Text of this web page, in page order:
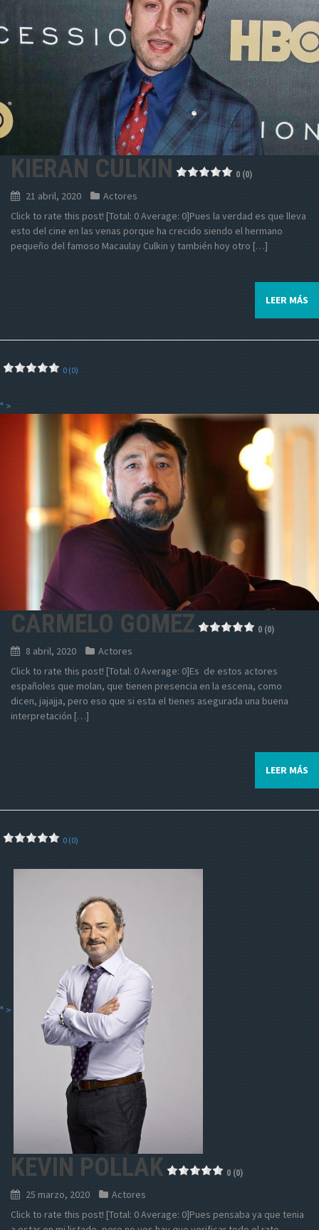
KIERAN CULKIN 0 (0)
21 abril, 2020
Actores
Click to rate this post! [Total: 0 Average: 0]Pues la verdad es que lleva
esto del cine en las venas porque ha crecido siendo el hermano
pequeño del famoso Macaulay Culkin y también hoy otro […]
LEER MÁS
0 (0)
" >
CARMELO GOMEZ 0 (0)
8 abril, 2020
Actores
Click to rate this post! [Total: 0 Average: 0]Es de estos actores
españoles que molan, que tienen presencia en la escena, como
dicen, jajajja, pero eso que si esta el tienes asegurada una buena
interpretación […]
LEER MÁS
0 (0)
" >
KEVIN POLLAK 0 (0)
25 marzo, 2020
Actores
Click to rate this post! [Total: 0 Average: 0]Pues pensaba ya que tenia